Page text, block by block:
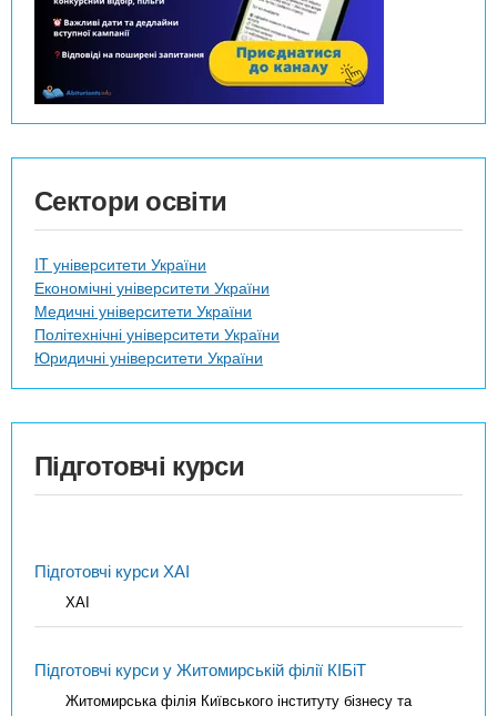
Сектори освіти
IT університети України
Економічні університети України
Медичні університети України
Політехнічні університети України
Юридичні університети України
Підготовчі курси
Підготовчі курси ХАІ
ХАІ
Підготовчі курси у Житомирській філії КІБіТ
Житомирська філія Київського інституту бізнесу та